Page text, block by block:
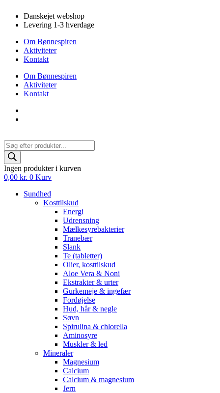
indhold
Danskejet webshop
Levering 1-3 hverdage
Om Bønnespiren
Aktiviteter
Kontakt
Om Bønnespiren
Aktiviteter
Kontakt
Products
search
Ingen produkter i kurven
0,00 kr. 0 Kurv
Sundhed
Kosttilskud
Energi
Udrensning
Mælkesyrebakterier
Tranebær
Slank
Te (tabletter)
Olier, kosttilskud
Aloe Vera & Noni
Ekstrakter & urter
Gurkemeje & ingefær
Fordøjelse
Hud, hår & negle
Søvn
Spirulina & chlorella
Aminosyre
Muskler & led
Mineraler
Magnesium
Calcium
Calcium & magnesium
Jern